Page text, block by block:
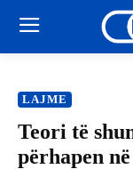
LAJME
Teori të
përhapen